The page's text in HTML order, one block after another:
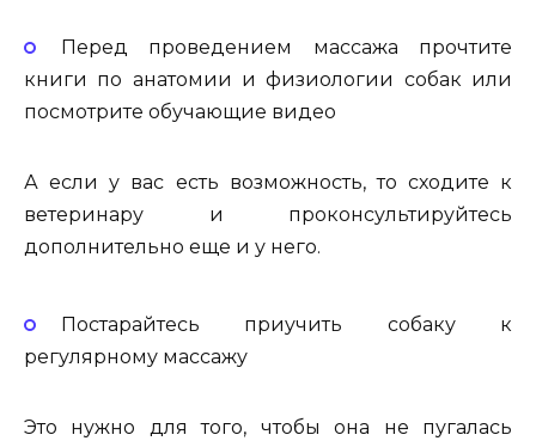
Перед проведением массажа прочтите
книги по анатомии и физиологии собак или
посмотрите обучающие видео
А если у вас есть возможность, то сходите к
ветеринару и проконсультируйтесь
дополнительно еще и у него.
Постарайтесь приучить собаку к
регулярному массажу
Это нужно для того, чтобы она не пугалась